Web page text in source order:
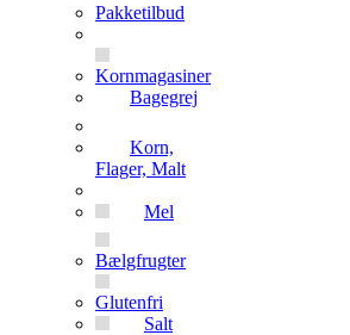
Pakketilbud
Kornmagasiner
Bagegrej
Korn,
Flager, Malt
Mel
Bælgfrugter
Glutenfri
Salt